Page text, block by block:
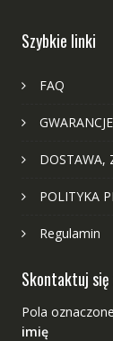
Szybkie linki
FAQ
DOSTAWA,
POLITYKA
Regulamin
Skontaktuj się
Pola
imię